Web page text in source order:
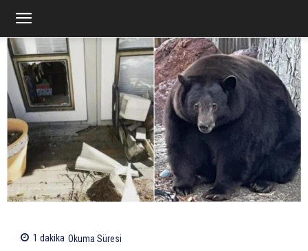
1 dakika Okuma Süresi